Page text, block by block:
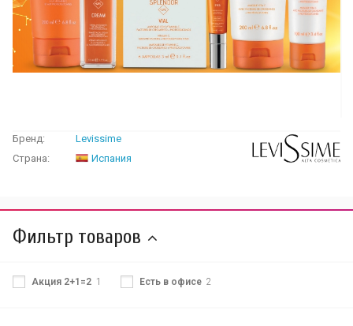
Бренд:
Levissime
Страна:
Испания
Фильтр товаров
Акция 2+1=2 1 Есть в офисе 2